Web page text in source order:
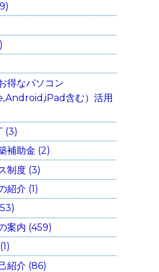
得なパソコン
含む）活用
(3)
補助金 (2)
制度 (3)
紹介 (1)
案内 (459)
紹介 (86)